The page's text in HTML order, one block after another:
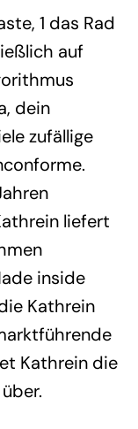
1 das Rad
auf
dein
zufällige
liefert
inside
Kathrein
Kathrein die